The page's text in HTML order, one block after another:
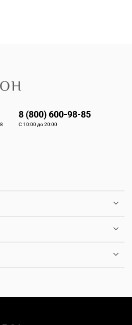
8 (800) 600-98-85
С 10:00 до 20:00